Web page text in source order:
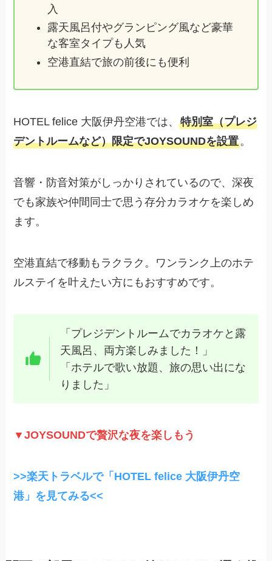
入
露天風呂付やグランピング風など豪華
な客室タイプも人気
空港直結で旅の前後にも便利
HOTEL felice 大阪伊丹空港では、特別室（プレジ
デントルームなど）限定でJOYSOUNDを設置。
音響・防音対策がしっかりされているので、深夜
でも家族や仲間同士で思う存分カラオケを楽しめ
ます。
空港直結で移動もラクラク。ワンランク上のホテ
ルステイを叶えたい方にもおすすめです。
「プレジデントルームでカラオケと露
天風呂、両方楽しみました！」
「ホテルで歌い放題、旅の思い出にな
りました」
▼JOYSOUNDで贅沢な夜を楽しもう
>>楽天トラベルで「HOTEL felice 大阪伊丹空
港」を見てみる<<